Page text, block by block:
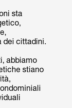
sta
dei cittadini.
abbiamo
stiano